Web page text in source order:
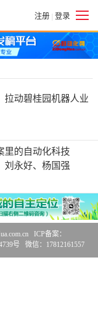
注册 | 登录
拉动碧桂园机器人业
里的自动化科技
刘永好、杨国强
ICP备案：
号 微信：17812161557